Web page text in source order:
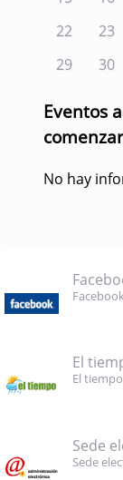
22
23
29
30
Eventos
comenzar
No hay
El
El tiempo
Sede
Sede